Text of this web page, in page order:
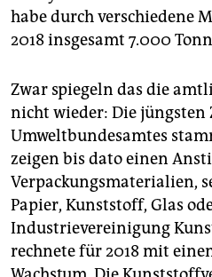
habe durch verschiedene
2018 insgesamt 7.000
Zwar spiegeln das die
nicht wieder: Die jüngsten
Umweltbundesamtes
zeigen bis dato einen
Verpackungsmaterialien,
Papier, Kunststoff, Glas
Industrievereinigung
rechnete für 2018 mit